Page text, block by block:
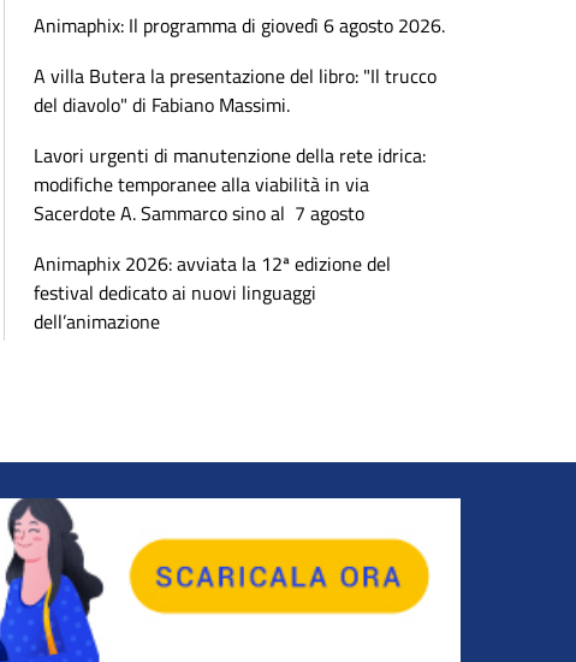
Animaphix: Il programma di giovedì 6 agosto 2026.
A villa Butera la presentazione del libro: "Il trucco
del diavolo" di Fabiano Massimi.
Lavori urgenti di manutenzione della rete idrica:
modifiche temporanee alla viabilità in via
Sacerdote A. Sammarco sino al 7 agosto
Animaphix 2026: avviata la 12ª edizione del
festival dedicato ai nuovi linguaggi
dell’animazione